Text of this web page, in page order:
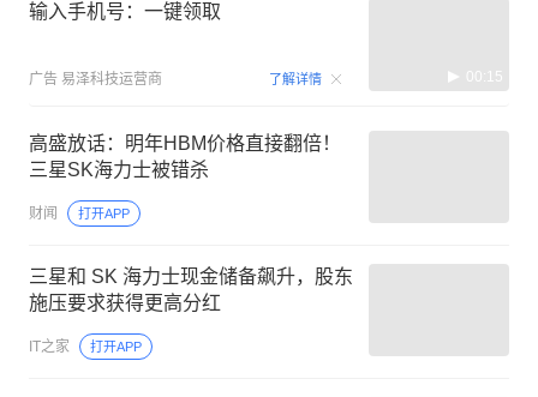
输入手机号：一键领取
广告 易泽科技运营商 了解详情 00:15
高盛放话：明年HBM价格直接翻倍！
三星SK海力士被错杀
财闻 打开APP
三星和 SK 海力士现金储备飙升，股东
施压要求获得更高分红
IT之家 打开APP